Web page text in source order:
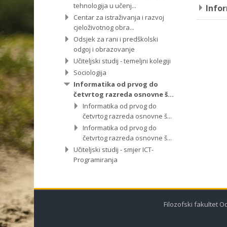
tehnologija u učenj...
Centar za istraživanja i razvoj
cjeloživotnog obra...
Odsjek za rani i predškolski
odgoj i obrazovanje
Učiteljski studij - temeljni kolegiji
Sociologija
Informatika od prvog do
četvrtog razreda osnovne š...
Informatika od prvog do
četvrtog razreda osnovne š...
Informatika od prvog do
četvrtog razreda osnovne š...
Učiteljski studij - smjer ICT-
Programiranja
Filozofski fakultet